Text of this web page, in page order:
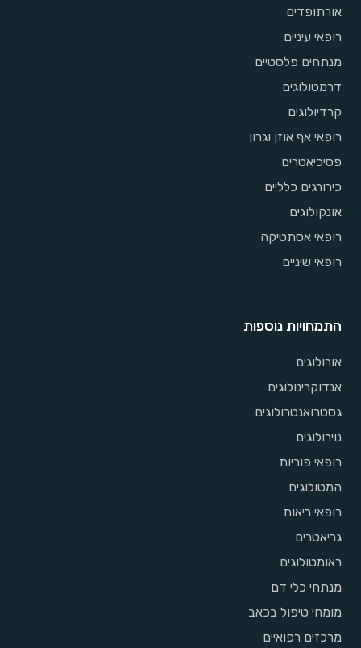
אורתופדים
רופאי עיניים
מנתחים פלסטיים
דרמטולוגים
קרדיולוגים
רופאי אף אוזן וגרון
פסיכיאטרים
כירורגים כלליים
אונקולוגים
רופאי אסתטיקה
רופאי שיניים
התמחויות נוספות
אורולוגים
אנדוקרינולוגים
גסטרואנטרולוגים
נוירולוגים
רופאי פוריות
המטולוגים
רופאי ריאות
גריאטרים
ראומטולוגים
מנתחי כלי דם
מומחי טיפול בכאב
מרכזים רפואיים